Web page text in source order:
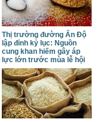
Thị trường đường Ấn Độ
lập đỉnh kỷ lục: Nguồn
cung khan hiếm gây áp
lực lớn trước mùa lễ hội